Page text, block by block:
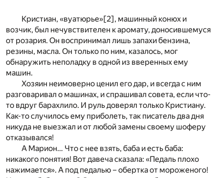
Кристиан, «вуатюрье»[2] , машинный конюх и
возчик, был нечувствителен к аромату, доносившемуся
от розария. Он воспринимал лишь запахи бензина,
резины, масла. Он только по ним, казалось, мог
обнаружить неполадку в одной из вверенных ему
машин.
Хозяин неимоверно ценил его дар, и всегда с ним
разговаривал о машинах, и спрашивал совета, если что-
то вдруг барахлило. И руль доверял только Кристиану.
Как-то случилось ему приболеть, так писатель два дня
никуда не выезжал и от любой замены своему шоферу
отказывался!
А Марион… Что с нее взять, баба и есть баба:
никакого понятия! Вот давеча сказала: «Педаль плохо
нажимается». А под педалью – обертка от мороженого!